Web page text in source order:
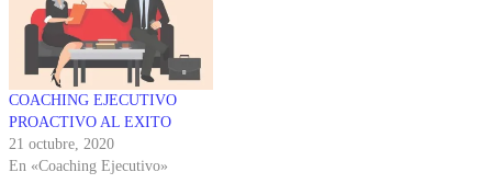
COACHING EJECUTIVO
PROACTIVO AL EXITO
21 octubre, 2020
En «Coaching Ejecutivo»